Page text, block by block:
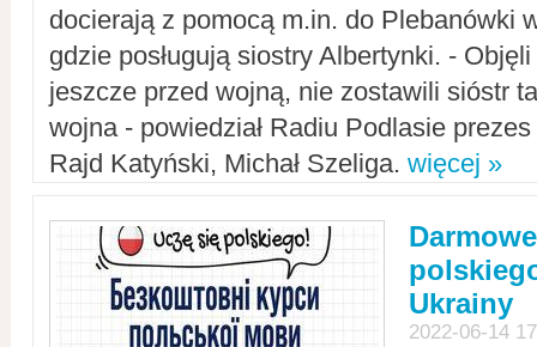
docierają z pomocą m.in. do Plebanówki
gdzie posługują siostry Albertynki. -
jeszcze przed wojną, nie zostawili sióstr
wojna - powiedział Radiu Podlasie
Rajd Katyński, Michał Szeliga. więcej »
Ukrainy
2022-06-14